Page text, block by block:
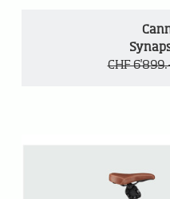
CHF